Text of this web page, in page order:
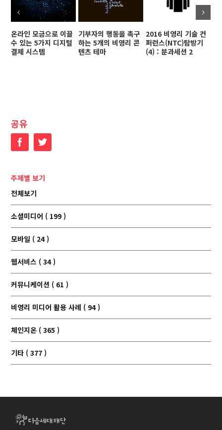
온라인 모금으로 이끌
수 있는 5가지 디지털
결제 시스템
기부자의 행동을 촉구
하는 5개의 비영리 콘
텐츠 테마
2016 비영리 기술 컨
퍼런스(NTC)탐방기
(4) : 분과세션 2
공유
FacebookTwitter
주제별 보기
전체보기
소셜미디어 ( 199 )
모바일 ( 24 )
웹서비스 ( 34 )
커뮤니케이션 ( 61 )
비영리 미디어 활용 사례 ( 94 )
체인지온 ( 365 )
기타 ( 377 )